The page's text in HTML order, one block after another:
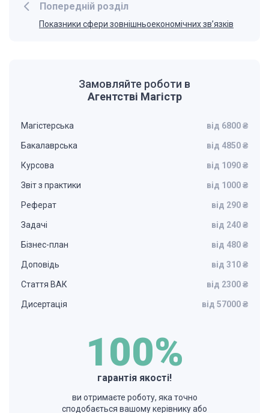
Попередній розділ
Показники сфери зовнішньоекономічних зв’язків
Замовляйте роботи в
Агентстві Магістр
Магістерська від 6800 ₴
Бакалаврська від 4850 ₴
Курсова від 1090 ₴
Звіт з практики від 1000 ₴
Реферат від 290 ₴
Задачі від 240 ₴
Бізнес-план від 480 ₴
Доповідь від 310 ₴
Стаття ВАК від 2300 ₴
Дисертація від 57000 ₴
100%
гарантія якості!
ви отримаєте роботу, яка точно
сподобається вашому керівнику або